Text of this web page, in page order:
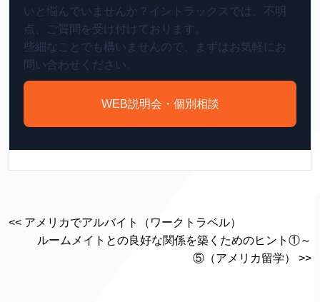
いと悩んでいませんか？イントラックスでは、不明
点、ご質問を受け付けております。
些細なことでも構いませんので、まずはお気軽にお
問い合わせください。
WEB説明会・個別相談
<< アメリカでアルバイト（ワークトラベル）
ルームメイトとの良好な関係を築くためのヒント①～
⑤（アメリカ留学） >>